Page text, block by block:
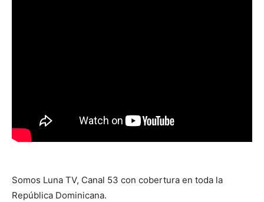
Somos Luna TV, Canal 53 con cobertura en toda la
República Dominicana.